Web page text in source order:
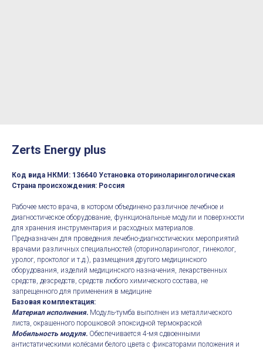
Zerts Energy plus
Код вида НКМИ: 136640 Установка оториноларингологическая
Страна происхождения: Россия
Рабочее место врача, в котором объединено различное лечебное и
диагностическое оборудование, функциональные модули и поверхности
для хранения инструментария и расходных материалов.
Предназначен для проведения лечебно-диагностических мероприятий
врачами различных специальностей (оториноларинголог, гинеколог,
уролог, проктолог и т.д.), размещения другого медицинского
оборудования, изделий медицинского назначения, лекарственных
средств, дезсредств, средств любого химического состава, не
запрещенного для применения в медицине
Базовая комплектация:
Материал исполнения. Модуль-тумба выполнен из металлического
листа, окрашенного порошковой эпоксидной термокраской
Мобильность модуля. Обеспечивается 4-мя сдвоенными
антистатическими колёсами белого цвета с фиксаторами положения и